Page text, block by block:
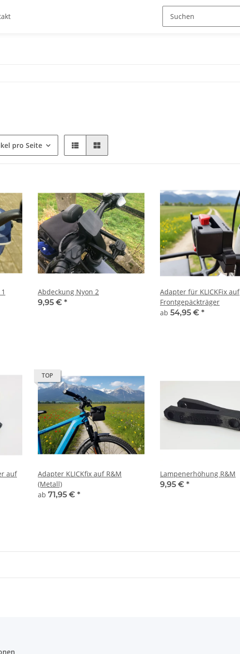
pro Seite
Abdeckung Nyon 2
9,95 € *
Adapter für KLICKFix auf
Frontgepäckträger
ab 54,95 € *
auf
TOP
Adapter KLICKfix auf R&M
(Metall)
ab 71,95 € *
Lampenerhöhung R&M
9,95 € *